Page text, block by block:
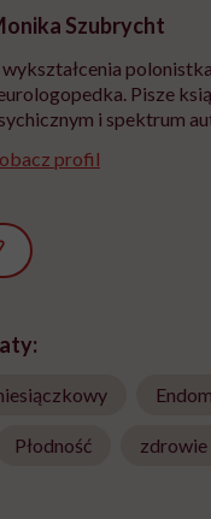
Szubrycht
wykształcenia
Pisze
i spektrum
profil
Płodność